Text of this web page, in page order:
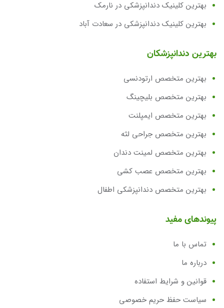
بهترین کلینیک دندانپزشکی در نارمک
بهترین کلینیک دندانپزشکی در سعادت آباد
بهترین دندانپزشکان
بهترین متخصص ارتودنسی
بهترین متخصص بلیچینگ
بهترین متخصص ایمپلنت
بهترین متخصص جراحی لثه
بهترین متخصص لمینت دندان
بهترین متخصص عصب کشی
بهترین متخصص دندانپزشکی اطفال
پیوندهای مفید
تماس با ما
درباره ما
قوانین و شرایط استفاده
سیاست حفظ حریم خصوصی